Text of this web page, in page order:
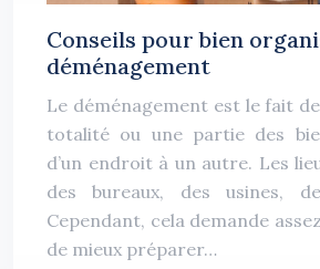
Conseils pour bien
déménagement
Le déménagement est le fait
totalité ou une partie des
d’un endroit à un autre. Les
des bureaux, des usines,
Cependant, cela demande
de mieux préparer…